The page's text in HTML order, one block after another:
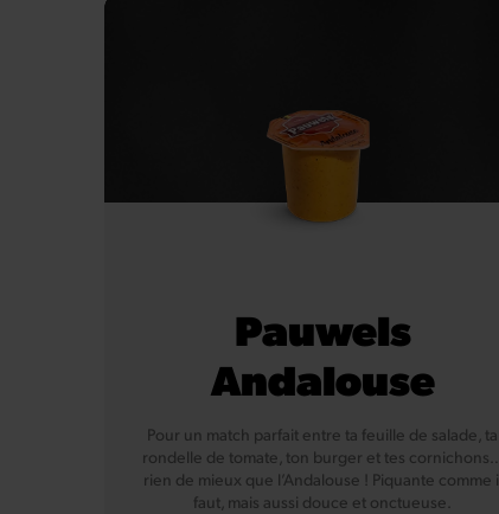
Pauwels
Andalouse
Pour un match parfait entre ta feuille de salade, ta
rondelle de tomate, ton burger et tes cornichons…
rien de mieux que l’Andalouse ! Piquante comme
faut, mais aussi douce et onctueuse.